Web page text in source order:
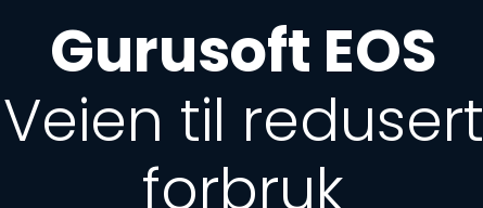
Gurusoft EOS
Veien til redusert
forbruk